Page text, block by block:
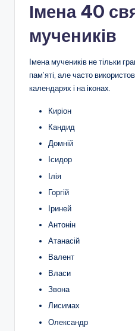
Імена 40
мучеників
Імена мучеників не тільки
пам’яті, але часто
календарях і на іконах.
Киріон
Кандид
Домній
Ісидор
Ілія
Горгій
Іриней
Антонін
Атанасій
Валент
Власи
Звона
Лисимах
Олександр